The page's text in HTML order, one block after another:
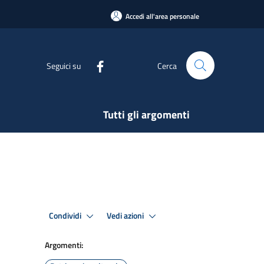
Accedi all'area personale
Seguici su Cerca
Tutti gli argomenti
Condividi Vedi azioni
Argomenti: